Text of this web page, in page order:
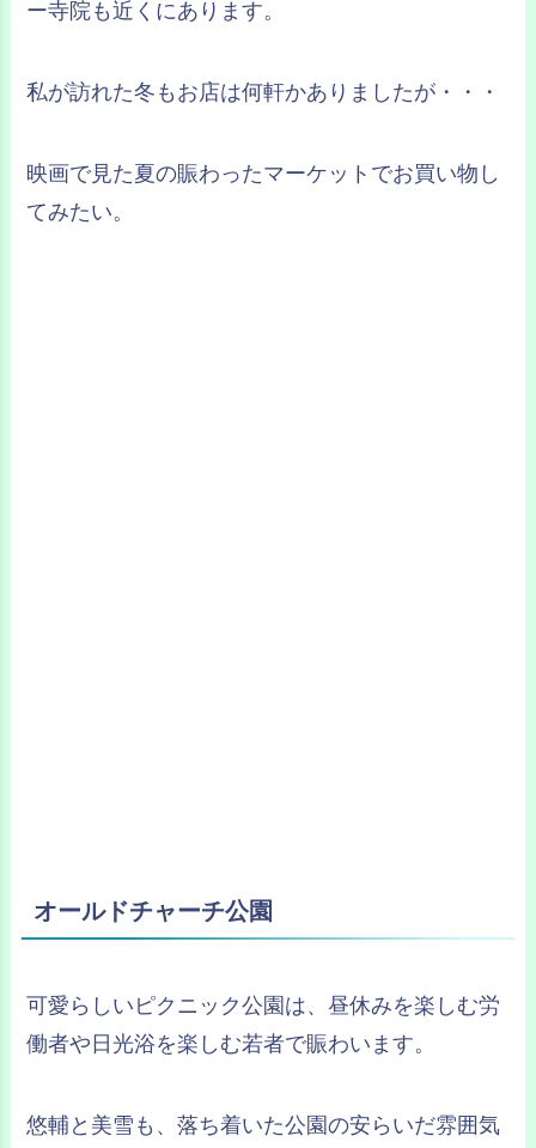
ー寺院も近くにあります。
私が訪れた冬もお店は何軒かありましたが・・・
映画で見た夏の賑わったマーケットでお買い物し
てみたい。
オールドチャーチ公園
可愛らしいピクニック公園は、昼休みを楽しむ労
働者や日光浴を楽しむ若者で賑わいます。
悠輔と美雪も、落ち着いた公園の安らいだ雰囲気